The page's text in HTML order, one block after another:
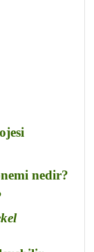
nedir?